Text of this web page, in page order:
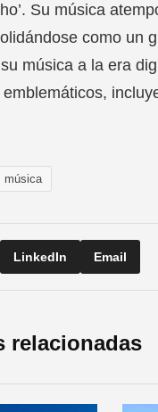
Su música
como un
música a la era
música
LinkedIn Email
relacionadas